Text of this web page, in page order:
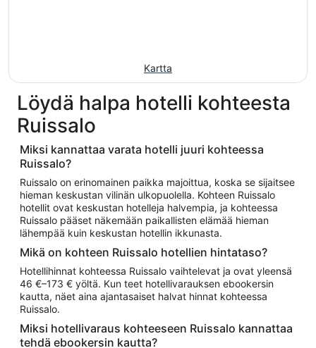
Kartta
Löydä halpa hotelli kohteesta
Ruissalo
Miksi kannattaa varata hotelli juuri kohteessa
Ruissalo?
Ruissalo on erinomainen paikka majoittua, koska se sijaitsee
hieman keskustan vilinän ulkopuolella. Kohteen Ruissalo
hotellit ovat keskustan hotelleja halvempia, ja kohteessa
Ruissalo pääset näkemään paikallisten elämää hieman
lähempää kuin keskustan hotellin ikkunasta.
Mikä on kohteen Ruissalo hotellien hintataso?
Hotellihinnat kohteessa Ruissalo vaihtelevat ja ovat yleensä
46 €–173 € yöltä. Kun teet hotellivarauksen ebookersin
kautta, näet aina ajantasaiset halvat hinnat kohteessa
Ruissalo.
Miksi hotellivaraus kohteeseen Ruissalo kannattaa
tehdä ebookersin kautta?